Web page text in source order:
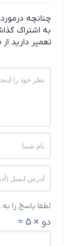
چنانچه
به اشتراک
تعمیر دارید
لطفا پاسخ را
دو × 5 =